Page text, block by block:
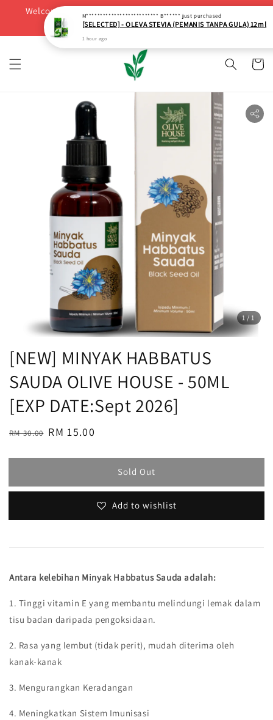
Welcome! Purchase Minimum RM200 to Get FREE GIFT!
BUY NOW
1/1
[NEW] MINYAK HABBATUS
SAUDA OLIVE HOUSE - 50ML
[EXP DATE:Sept 2026]
Regular
RM 30.00 Sale
RM 15.00
Sold Out
Add to wishlist
Antara kelebihan Minyak Habbatus Sauda adalah:
1. Tinggi vitamin E yang membantu melindungi lemak dalam
tisu badan daripada pengoksidaan.
2. Rasa yang lembut (tidak perit), mudah diterima oleh
kanak-kanak
3. Mengurangkan Keradangan
4. Meningkatkan Sistem Imunisasi
M************************** B****** just purchased
[SELECTED] - OLEVA STEVIA (PEMANIS TANPA GULA) 12ml
1 hour ago